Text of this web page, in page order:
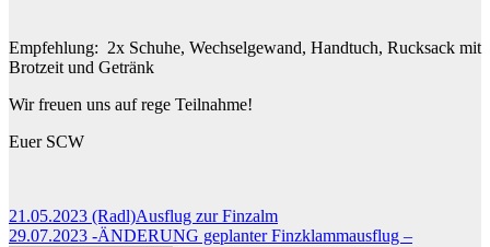
Empfehlung: 2x Schuhe, Wechselgewand, Handtuch, Rucksack mit
Brotzeit und Getränk
Wir freuen uns auf rege Teilnahme!
Euer SCW
Beitragsnavigation
21.05.2023 (Radl)Ausflug zur Finzalm
29.07.2023 -ÄNDERUNG geplanter Finzklammausflug –